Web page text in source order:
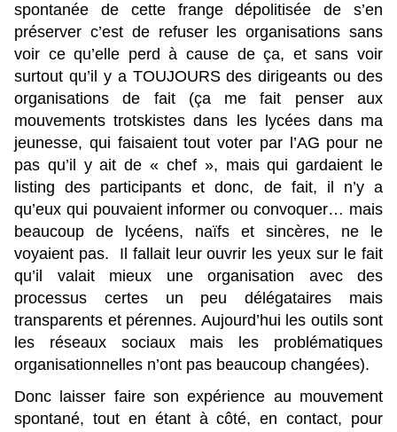
spontanée de cette frange dépolitisée de s’en
préserver c’est de refuser les organisations sans
voir ce qu’elle perd à cause de ça, et sans voir
surtout qu’il y a TOUJOURS des dirigeants ou des
organisations de fait (ça me fait penser aux
mouvements trotskistes dans les lycées dans ma
jeunesse, qui faisaient tout voter par l’AG pour ne
pas qu’il y ait de « chef », mais qui gardaient le
listing des participants et donc, de fait, il n’y a
qu’eux qui pouvaient informer ou convoquer… mais
beaucoup de lycéens, naïfs et sincères, ne le
voyaient pas. Il fallait leur ouvrir les yeux sur le fait
qu’il valait mieux une organisation avec des
processus certes un peu délégataires mais
transparents et pérennes. Aujourd’hui les outils sont
les réseaux sociaux mais les problématiques
organisationnelles n’ont pas beaucoup changées).
Donc laisser faire son expérience au mouvement
spontané, tout en étant à côté, en contact, pour